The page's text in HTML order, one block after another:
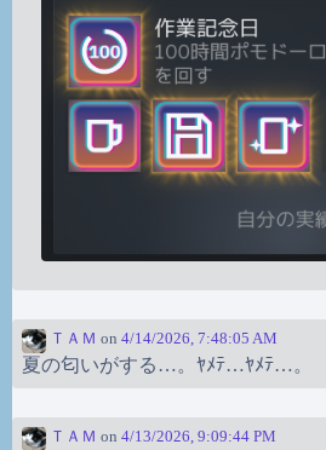
ＴＡＭ on 4/14/2026, 7:48:05 AM
夏の匂いがする…。ﾔﾒﾃ…ﾔﾒﾃ…。
ＴＡＭ on 4/13/2026, 9:09:44 PM